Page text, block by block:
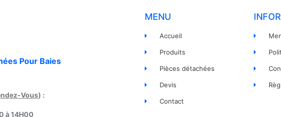
Pour Baies
Vous) :
à 14H00
MENU
Accueil
Produits
Pièces détachées
Devis
Contact